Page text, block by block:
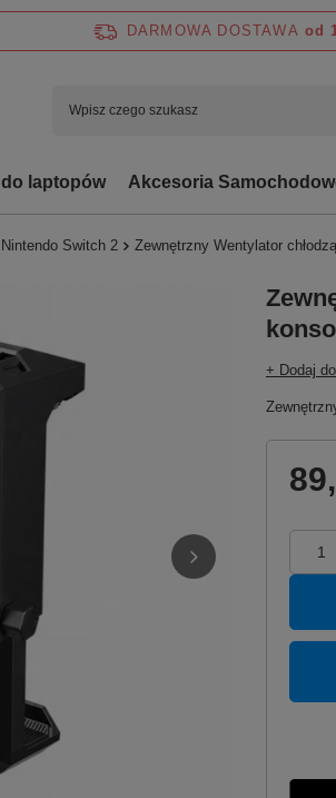
DARMOWA DOSTAWA od
laptopów Akcesoria
Switch 2 Zewnętrzny Wentylator
+ Dodaj